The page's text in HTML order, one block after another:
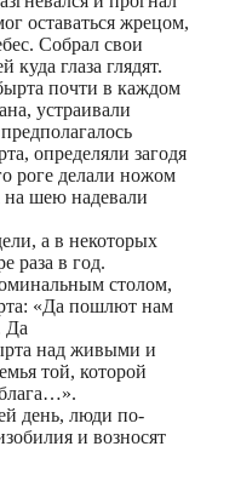
оставаться жрецом,
Собрал свои
куда глаза глядят.
почти в каждом
устраивали
определяли загодя
роге делали ножом
на шею надевали
а в некоторых
раза в год.
столом,
«Да пошлют нам
Да
над живыми и
той, которой
день, люди по-
и возносят